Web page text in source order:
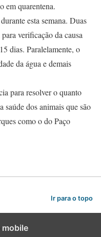
em quarentena.
esta semana. Duas
verificação da causa
dias. Paralelamente, o
da água e demais
para resolver o quanto
saúde dos animais que são
como o do Paço
Ir para o topo
mobile